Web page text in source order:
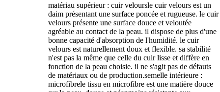
matériau supérieur : cuir veloursle cuir velours est un
daim présentant une surface poncée et rugueuse. le cuir
velours présente une surface douce et veloutée
agréable au contact de la peau. il dispose de plus d'une
bonne capacité d'absorption de l'humidité. le cuir
velours est naturellement doux et flexible. sa stabilité
n'est pas la même que celle du cuir lisse et diffère en
fonction de la peau choisie. il ne s'agit pas de défauts
de matériaux ou de production.semelle intérieure :
microfibrele tissu en microfibre est une matière douce